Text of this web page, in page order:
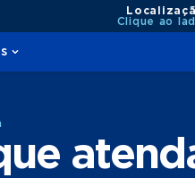
Clique ao